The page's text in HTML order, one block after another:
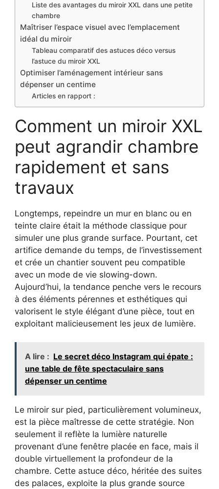
Liste des avantages du miroir XXL dans une petite
chambre
Maîtriser l’espace visuel avec l’emplacement
idéal du miroir
Tableau comparatif des astuces déco versus
l’astuce du miroir XXL
Optimiser l’aménagement intérieur sans
dépenser un centime
Articles en rapport :
Comment un miroir XXL
peut agrandir chambre
rapidement et sans
travaux
Longtemps, repeindre un mur en blanc ou en
teinte claire était la méthode classique pour
simuler une plus grande surface. Pourtant, cet
artifice demande du temps, de l’investissement
et crée un chantier souvent peu compatible
avec un mode de vie slowing-down.
Aujourd’hui, la tendance penche vers le recours
à des éléments pérennes et esthétiques qui
valorisent le style élégant d’une pièce, tout en
exploitant malicieusement les jeux de lumière.
A lire : Le secret déco Instagram qui épate :
une table de fête spectaculaire sans
dépenser un centime
Le miroir sur pied, particulièrement volumineux,
est la pièce maîtresse de cette stratégie. Non
seulement il reflète la lumière naturelle
provenant d’une fenêtre placée en face, mais il
double virtuellement la profondeur de la
chambre. Cette astuce déco, héritée des suites
des palaces, exploite la plus grande source